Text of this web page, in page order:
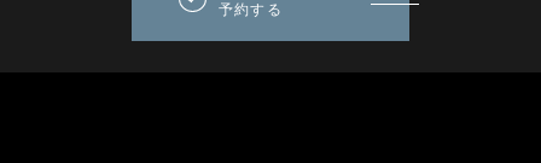
予約する